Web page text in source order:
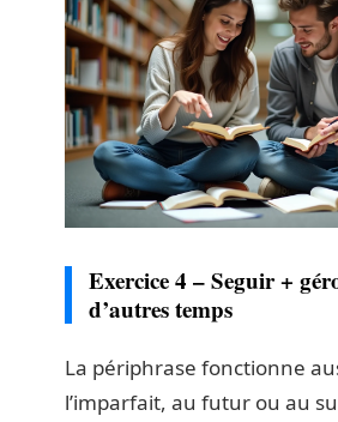
Exercice 4 – Seguir +
d’autres temps
La périphrase fonctionne
l’imparfait, au futur ou au